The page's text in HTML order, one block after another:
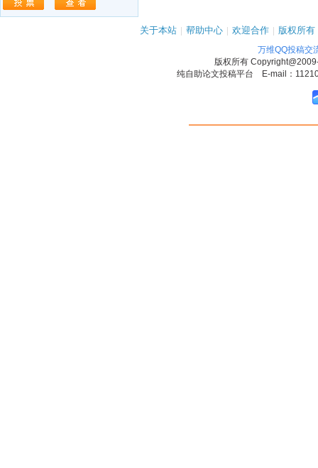
关于本站 | 帮助中心 | 欢迎合作 | 版权所有
万维QQ投稿交
版权所有
纯自助论文投稿平台 E-mail：